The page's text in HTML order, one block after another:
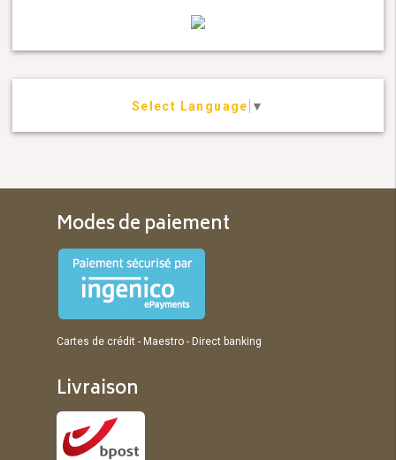
Select Language ▼
Modes de paiement
Cartes de crédit - Maestro - Direct banking
Livraison